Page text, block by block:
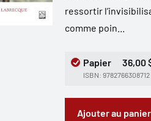
ressortir
comme poin...
Papier 36,00
ISBN: 9782766308712
Ajouter au panier